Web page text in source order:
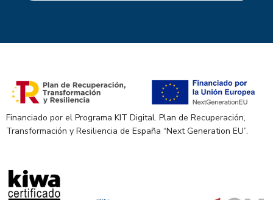
Financiado por el Programa KIT Digital. Plan de Recuperación,
Transformación y Resiliencia de España “Next Generation EU”.